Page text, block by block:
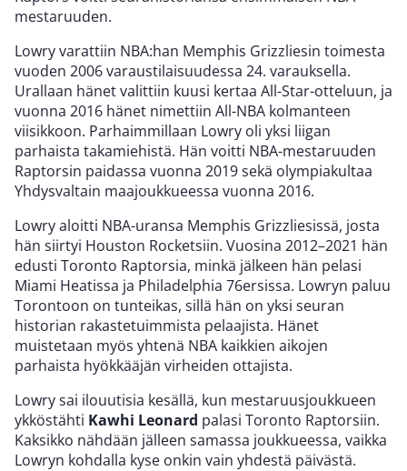
mestaruuden.
Lowry varattiin NBA:han Memphis Grizzliesin toimesta
vuoden 2006 varaustilaisuudessa 24. varauksella.
Urallaan hänet valittiin kuusi kertaa All-Star-otteluun, ja
vuonna 2016 hänet nimettiin All-NBA kolmanteen
viisikkoon. Parhaimmillaan Lowry oli yksi liigan
parhaista takamiehistä. Hän voitti NBA-mestaruuden
Raptorsin paidassa vuonna 2019 sekä olympiakultaa
Yhdysvaltain maajoukkueessa vuonna 2016.
Lowry aloitti NBA-uransa Memphis Grizzliesissä, josta
hän siirtyi Houston Rocketsiin. Vuosina 2012–2021 hän
edusti Toronto Raptorsia, minkä jälkeen hän pelasi
Miami Heatissa ja Philadelphia 76ersissa. Lowryn paluu
Torontoon on tunteikas, sillä hän on yksi seuran
historian rakastetuimmista pelaajista. Hänet
muistetaan myös yhtenä NBA kaikkien aikojen
parhaista hyökkääjän virheiden ottajista.
Lowry sai ilouutisia kesällä, kun mestaruusjoukkueen
ykköstähti Kawhi Leonard palasi Toronto Raptorsiin.
Kaksikko nähdään jälleen samassa joukkueessa, vaikka
Lowryn kohdalla kyse onkin vain yhdestä päivästä.